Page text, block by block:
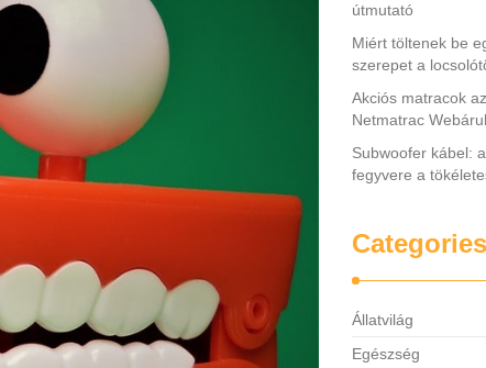
útmutató
Miért töltenek be
szerepet a
Akciós matracok
Netmatrac
Subwoofer kábel:
fegyvere a
Categories
Állatvilág
Egészség